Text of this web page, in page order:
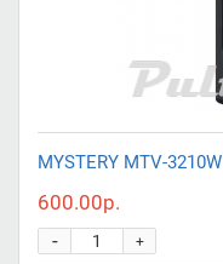
MYSTERY MTV-3210W
600.00р.
+
-